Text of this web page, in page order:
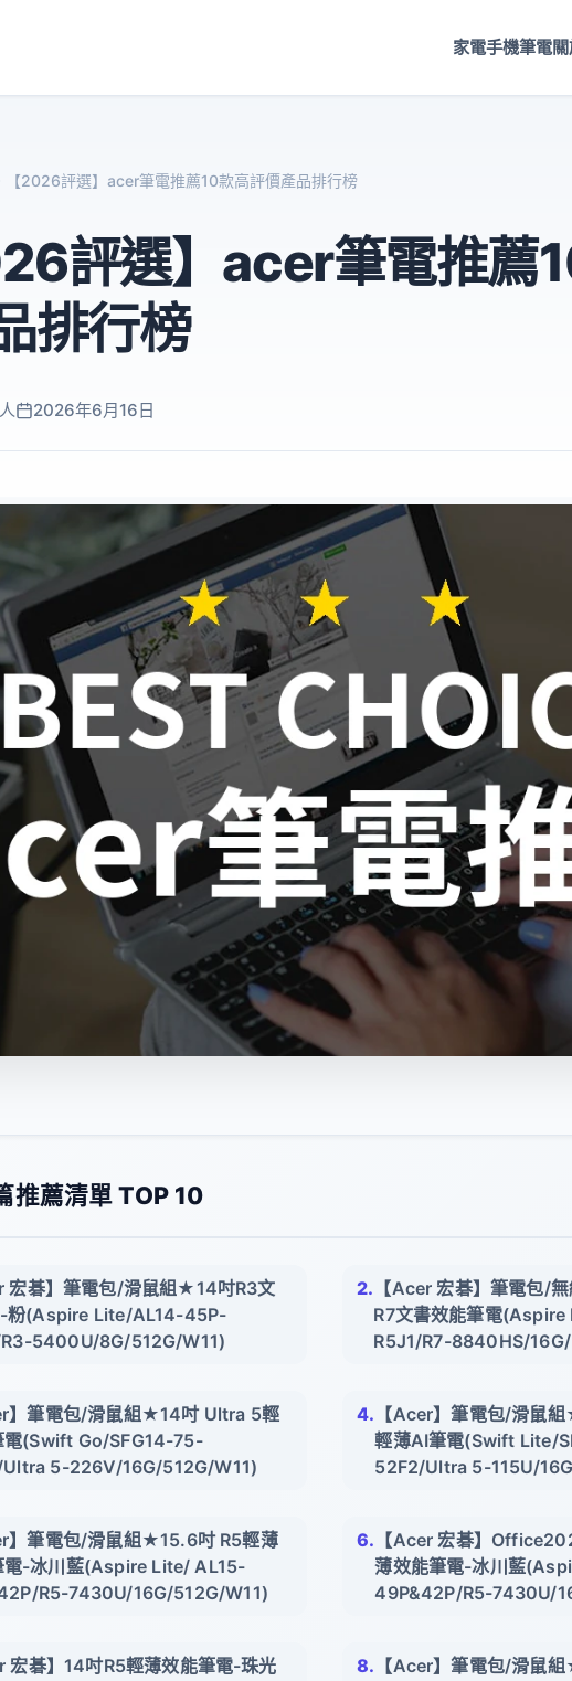
家電手機筆電關
【2026評選】acer筆電推薦10款高評價產品排行榜
評選】acer筆電推薦
排行榜
2026年6月16日
推薦清單 TOP 10
宏碁】筆電包/滑鼠組★14吋R3文
-粉(Aspire Lite/AL14-45P-
5400U/8G/512G/W11)
【Acer 宏碁】筆電包/
R7文書效能筆電
R5J1/R7-8840HS/
】筆電包/滑鼠組★14吋 Ultra 5輕
電(Swift Go/SFG14-75-
5-226V/16G/512G/W11)
【Acer】筆電包/滑鼠
輕薄AI筆電(Swift Lite/
52F2/Ultra 5-115U/
】筆電包/滑鼠組★15.6吋 R5輕薄
電-冰川藍(Aspire Lite/ AL15-
R5-7430U/16G/512G/W11)
【Acer 宏碁】
薄效能筆電-冰川藍
49P&42P/R5-7430U/
宏碁】14吋R5輕薄效能筆電-珠光
【Acer】筆電包/滑鼠